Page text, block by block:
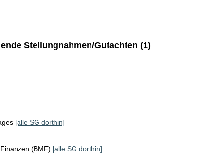
Stellungnahmen/Gutachten (1)
[alle SG dorthin]
(BMF) [alle SG dorthin]